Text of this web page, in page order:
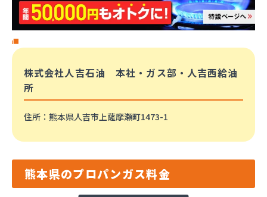
株式会社人吉石油 本社・ガス部・人吉西給油
所
住所 ：熊本県人吉市上薩摩瀬町1473-1
熊本県のプロパンガス料金